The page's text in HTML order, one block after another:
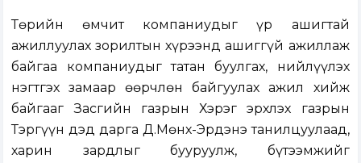
Төрийн өмчит компаниудыг үр ашигтай
ажиллуулах зорилтын хүрээнд ашиггүй ажиллаж
байгаа компаниудыг татан буулгах, нийлүүлэх
нэгтгэх замаар өөрчлөн байгуулах ажил хийж
байгааг Засгийн газрын Хэрэг эрхлэх газрын
Тэргүүн дэд дарга Д.Мөнх-Эрдэнэ танилцуулаад,
харин зардлыг бууруулж, бүтээмжийг